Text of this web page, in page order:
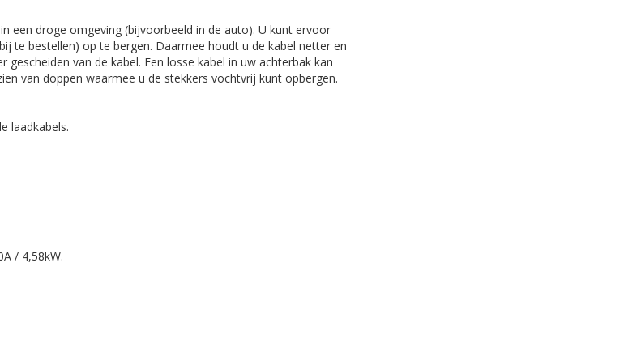
een droge omgeving (bijvoorbeeld in de auto). U kunt ervoor
te bestellen) op te bergen. Daarmee houdt u de kabel netter en
van de kabel. Een losse kabel in uw achterbak kan
van doppen waarmee u de stekkers vochtvrij kunt opbergen.
laadkabels.
/ 4,58kW.